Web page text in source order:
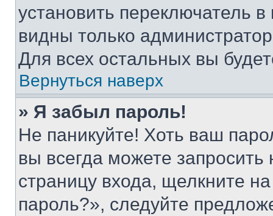
установить переключатель
видны только
Для всех остальных вы
Вернуться наверх
» Я забыл пароль!
Не паникуйте! Хоть ваш
вы всегда можете
страницу входа, щелкните
пароль?», следуйте